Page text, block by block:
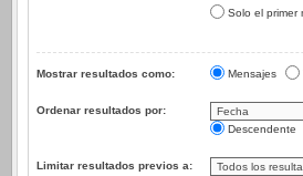
Solo el primer
Mostrar resultados como: Mensajes
Ordenar resultados por:
Descendente
Limitar resultados previos a: